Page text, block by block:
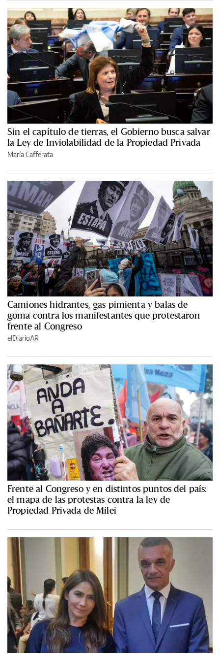
Sin el capítulo de tierras, el Gobierno busca salvar
la Ley de Inviolabilidad de la Propiedad Privada
María Cafferata
Camiones hidrantes, gas pimienta y balas de
goma contra los manifestantes que protestaron
frente al Congreso
elDiarioAR
Frente al Congreso y en distintos puntos del país:
el mapa de las protestas contra la ley de
Propiedad Privada de Milei